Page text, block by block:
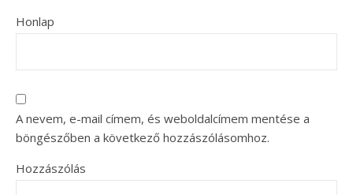
Honlap
A nevem, e-mail címem, és weboldalcímem mentése a
böngészőben a következő hozzászólásomhoz.
Hozzászólás